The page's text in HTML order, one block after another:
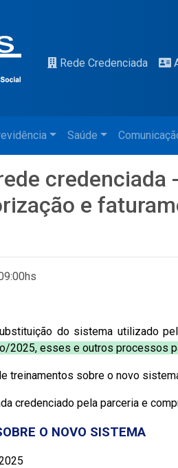
Rede Credenciada
Saúde
e
do sistema utilizado
2025, esses e outros processos
treinamentos sobre o novo
credenciado pela parceria e
O NOVO SISTEMA